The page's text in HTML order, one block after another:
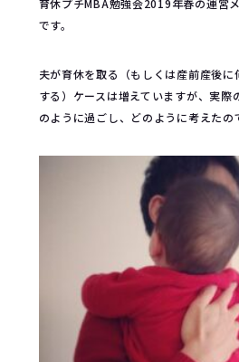
育休プチMBA勉強会2019年春の運営
です。
夫が育休を取る（もしくは産前産後
する）ケースは増えていますが、実際
のように過ごし、どのように考えたの